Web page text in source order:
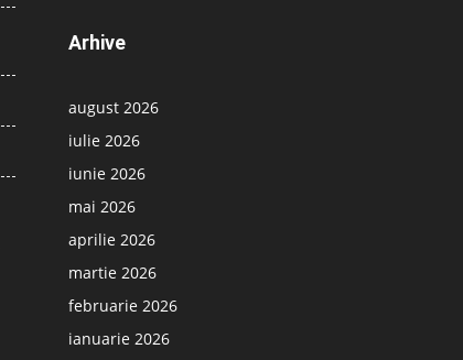
Arhive
august 2026
iulie 2026
iunie 2026
mai 2026
aprilie 2026
martie 2026
februarie 2026
ianuarie 2026